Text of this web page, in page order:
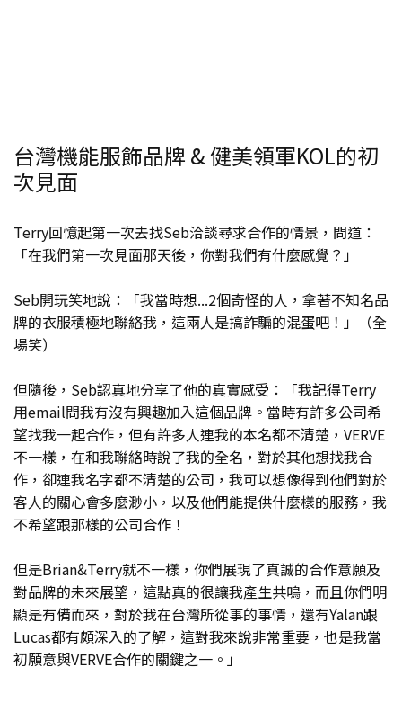
台灣機能服飾品牌 & 健美領軍KOL的初
次見面
Terry回憶起第一次去找Seb洽談尋求合作的情景，問道：
「在我們第一次見面那天後，你對我們有什麼感覺？」
Seb開玩笑地說：「我當時想...2個奇怪的人，拿著不知名品
牌的衣服積極地聯絡我，這兩人是搞詐騙的混蛋吧！」（全
場笑）
但隨後，Seb認真地分享了他的真實感受：「我記得Terry
用email問我有沒有興趣加入這個品牌。當時有許多公司希
望找我一起合作，但有許多人連我的本名都不清楚，VERVE
不一樣，在和我聯絡時說了我的全名，對於其他想找我合
作，卻連我名字都不清楚的公司，我可以想像得到他們對於
客人的關心會多麼渺小，以及他們能提供什麼樣的服務，我
不希望跟那樣的公司合作！
但是Brian&Terry就不一樣，你們展現了真誠的合作意願及
對品牌的未來展望，這點真的很讓我產生共鳴，而且你們明
顯是有備而來，對於我在台灣所從事的事情，還有Yalan跟
Lucas都有頗深入的了解，這對我來說非常重要，也是我當
初願意與VERVE合作的關鍵之一。」